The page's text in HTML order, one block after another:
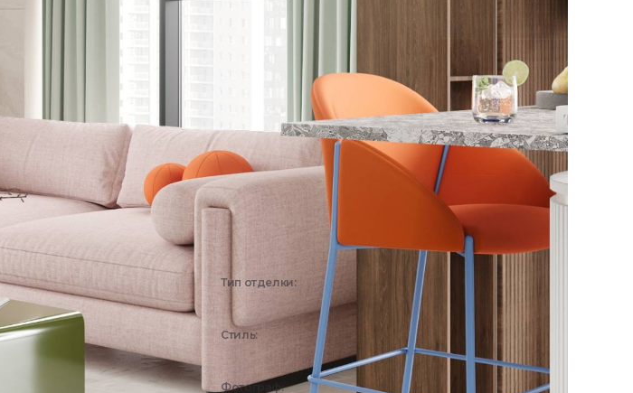
Тип отделки:
Стиль:
Современный
Фотограф: